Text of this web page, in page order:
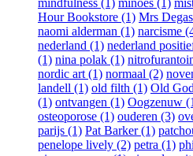
Hour Bookstore (1) Mrs
naomi alderman (1) narcisme
nederland (1) nederland
(1) nina polak (1)
nordic art (1) normaal (2)
landell (1) old filth (1) Old
(1) ontvangen (1) Oogzenuw
osteoporose (1) ouderen (3)
parijs (1) Pat Barker (1)
penelope lively (2) petra (1)